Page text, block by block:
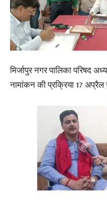
मिर्जापुर नगर पालिका परिषद
नामांकन की प्रक्रिया 17